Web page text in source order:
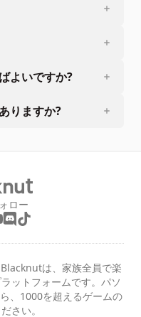
よいですか?
りますか?
ロー
は、家族全員で楽
ットフォームです。パソ
、1000を超えるゲームの
さい。